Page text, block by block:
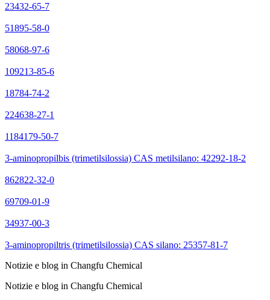
23432-65-7
51895-58-0
58068-97-6
109213-85-6
18784-74-2
224638-27-1
1184179-50-7
3-aminopropilbis (trimetilsilossia) CAS metilsilano: 42292-18-2
862822-32-0
69709-01-9
34937-00-3
3-aminopropiltris (trimetilsilossia) CAS silano: 25357-81-7
Notizie e blog in Changfu Chemical
Notizie e blog in Changfu Chemical